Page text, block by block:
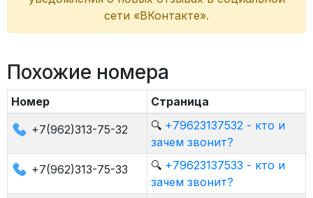
сети «ВКонтакте».
Похожие номера
Номер
Страница
+7(962)313-75-32
🔍 +79623137532 - кто и
зачем звонит?
+7(962)313-75-33
🔍 +79623137533 - кто и
зачем звонит?